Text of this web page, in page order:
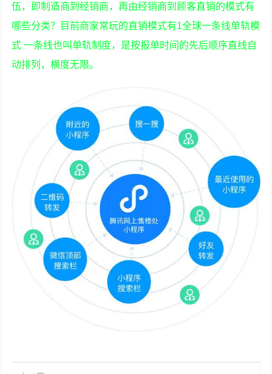
伍，即制造商到经销商，再由经销商到顾客直销的模式有
哪些分类？目前商家常玩的直销模式有1全球一条线单轨模
式 一条线也叫单轨制度，是按报单时间的先后顺序直线自
动排列，横度无限。